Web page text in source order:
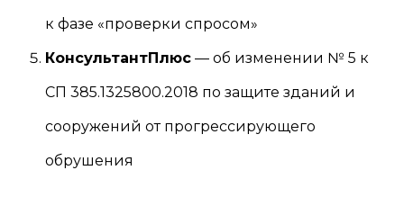
к фазе «проверки спросом»
КонсультантПлюс — об изменении № 5 к
СП 385.1325800.2018 по защите зданий и
сооружений от прогрессирующего
обрушения